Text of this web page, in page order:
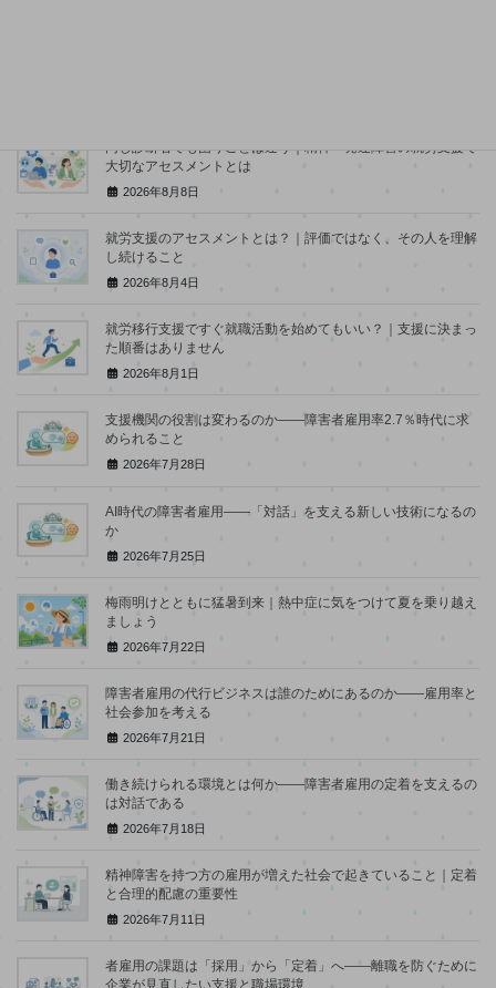
大切なアセスメントとは
2026年8月8日
就労支援のアセスメントとは？｜評価ではなく、その人を理解
し続けること
2026年8月4日
就労移行支援ですぐ就職活動を始めてもいい？｜支援に決まっ
た順番はありません
2026年8月1日
支援機関の役割は変わるのか――障害者雇用率2.7％時代に求
められること
2026年7月28日
AI時代の障害者雇用――「対話」を支える新しい技術になるの
か
2026年7月25日
梅雨明けとともに猛暑到来｜熱中症に気をつけて夏を乗り越え
ましょう
2026年7月22日
障害者雇用の代行ビジネスは誰のためにあるのか――雇用率と
社会参加を考える
2026年7月21日
働き続けられる環境とは何か――障害者雇用の定着を支えるの
は対話である
2026年7月18日
精神障害を持つ方の雇用が増えた社会で起きていること｜定着
と合理的配慮の重要性
2026年7月11日
者雇用の課題は「採用」から「定着」へ――離職を防ぐために